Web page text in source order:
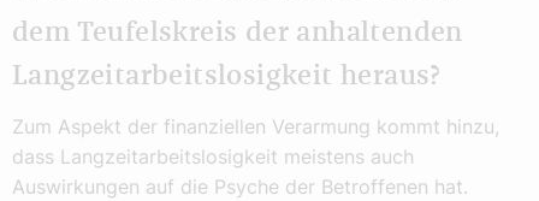
dem Teufelskreis der anhaltenden
Langzeitarbeitslosigkeit heraus?
Zum Aspekt der finanziellen Verarmung kommt hinzu,
dass Langzeitarbeitslosigkeit meistens auch
Auswirkungen auf die Psyche der Betroffenen hat.